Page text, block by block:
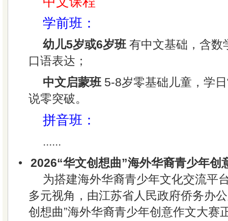
学前班：
幼儿5岁或6岁班有中文基础，含数
口语表达；
中文启蒙班5-8岁零基础儿童，学
说零突破。
拼音班：
......
•
2026“华文创想曲”海外华裔青少年创
为搭建海外华裔青少年文化交流平
多元视角，由江苏省人民政府侨务办
创想曲”海外华裔青少年创意作文大赛